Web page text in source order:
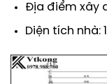
Địa điểm xây
Diện tích nhà: